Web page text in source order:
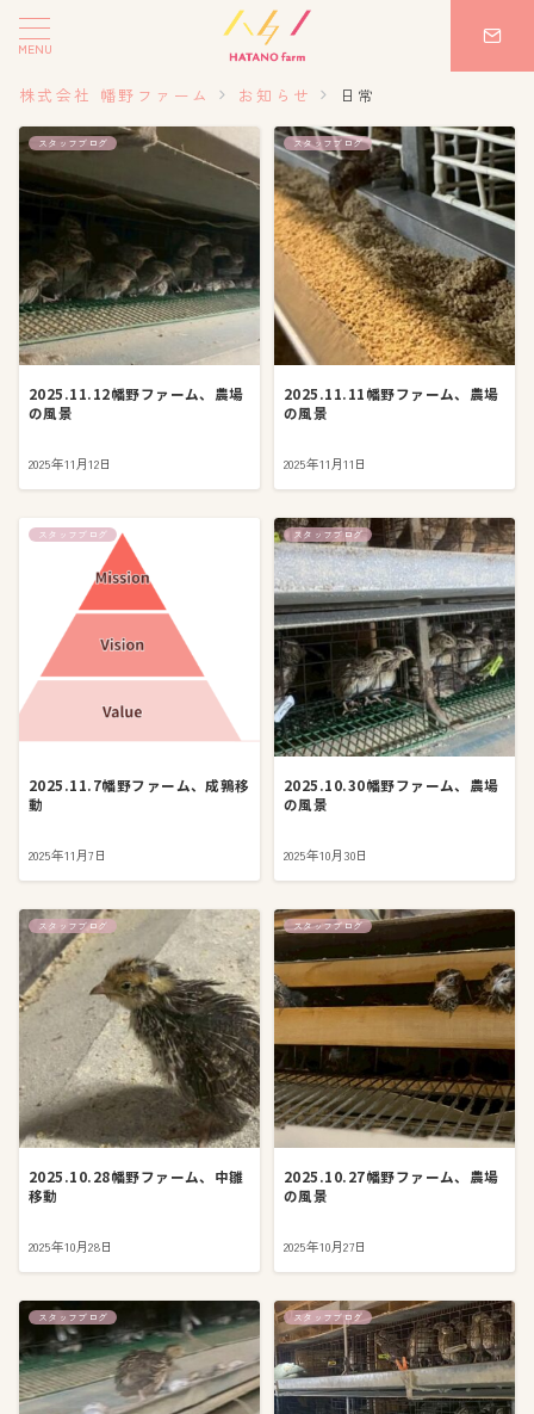
MENU
株式会社 幡野ファーム お知らせ 日常
スタッフブログ
2025.11.12幡野ファーム、農場
の風景
2025年11月12日
スタッフブログ
2025.11.11幡野ファーム、農場
の風景
2025年11月11日
スタッフブログ
2025.11.7幡野ファーム、成鶉移
動
2025年11月7日
スタッフブログ
2025.10.30幡野ファーム、農場
の風景
2025年10月30日
スタッフブログ
2025.10.28幡野ファーム、中雛
移動
2025年10月28日
スタッフブログ
2025.10.27幡野ファーム、農場
の風景
2025年10月27日
スタッフブログ スタッフブログ